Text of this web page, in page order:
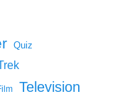
Quiz
Television